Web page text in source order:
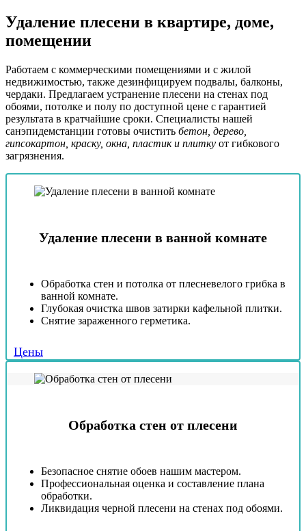
Удаление плесени в квартире, доме,
помещении
Работаем с коммерческими помещениями и с жилой
недвижимостью, также дезинфицируем подвалы, балконы,
чердаки. Предлагаем устранение плесени на стенах под
обоями, потолке и полу по доступной цене с гарантией
результата в кратчайшие сроки. Специалисты нашей
санэпидемстанции готовы очистить бетон, дерево,
гипсокартон, краску, окна, пластик и плитку от гибкового
загрязнения.
Удаление плесени в ванной комнате
Обработка стен и потолка от плесневелого грибка в
ванной комнате.
Глубокая очистка швов затирки кафельной плитки.
Снятие зараженного герметика.
Цены
Обработка стен от плесени
Безопасное снятие обоев нашим мастером.
Профессиональная оценка и составление плана
обработки.
Ликвидация черной плесени на стенах под обоями.